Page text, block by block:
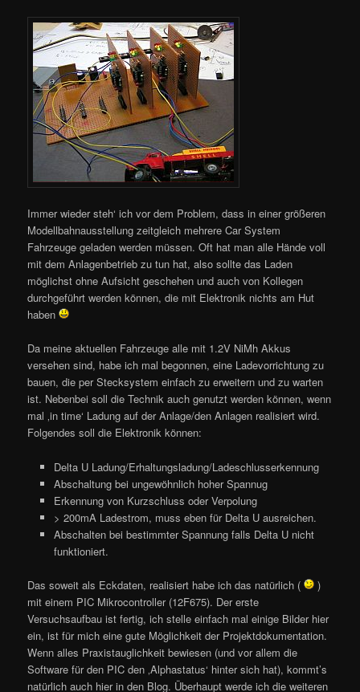
Immer wieder steh‘ ich vor dem Problem, dass in einer größeren
Modellbahnausstellung zeitgleich mehrere Car System
Fahrzeuge geladen werden müssen. Oft hat man alle Hände voll
mit dem Anlagenbetrieb zu tun hat, also sollte das Laden
möglichst ohne Aufsicht geschehen und auch von Kollegen
durchgeführt werden können, die mit Elektronik nichts am Hut
haben
Da meine aktuellen Fahrzeuge alle mit 1.2V NiMh Akkus
versehen sind, habe ich mal begonnen, eine Ladevorrichtung zu
bauen, die per Stecksystem einfach zu erweitern und zu warten
ist. Nebenbei soll die Technik auch genutzt werden können, wenn
mal ‚in time‘ Ladung auf der Anlage/den Anlagen realisiert wird.
Folgendes soll die Elektronik können:
Delta U Ladung/Erhaltungsladung/Ladeschlusserkennung
Abschaltung bei ungewöhnlich hoher Spannug
Erkennung von Kurzschluss oder Verpolung
> 200mA Ladestrom, muss eben für Delta U ausreichen.
Abschalten bei bestimmter Spannung falls Delta U nicht
funktioniert.
Das soweit als Eckdaten, realisiert habe ich das natürlich (
)
mit einem PIC Mikrocontroller (12F675). Der erste
Versuchsaufbau ist fertig, ich stelle einfach mal einige Bilder hier
ein, ist für mich eine gute Möglichkeit der Projektdokumentation.
Wenn alles Praxistauglichkeit bewiesen (und vor allem die
Software für den PIC den ‚Alphastatus‘ hinter sich hat), kommt’s
natürlich auch hier in den Blog. Überhaupt werde ich die weiteren